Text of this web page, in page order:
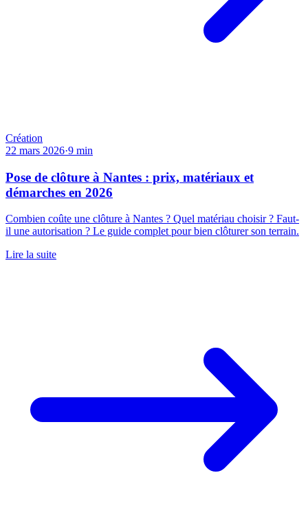
Création
22 mars 2026·9 min
Pose de clôture à Nantes : prix, matériaux et
démarches en 2026
Combien coûte une clôture à Nantes ? Quel matériau choisir ? Faut-
il une autorisation ? Le guide complet pour bien clôturer son terrain.
Lire la suite